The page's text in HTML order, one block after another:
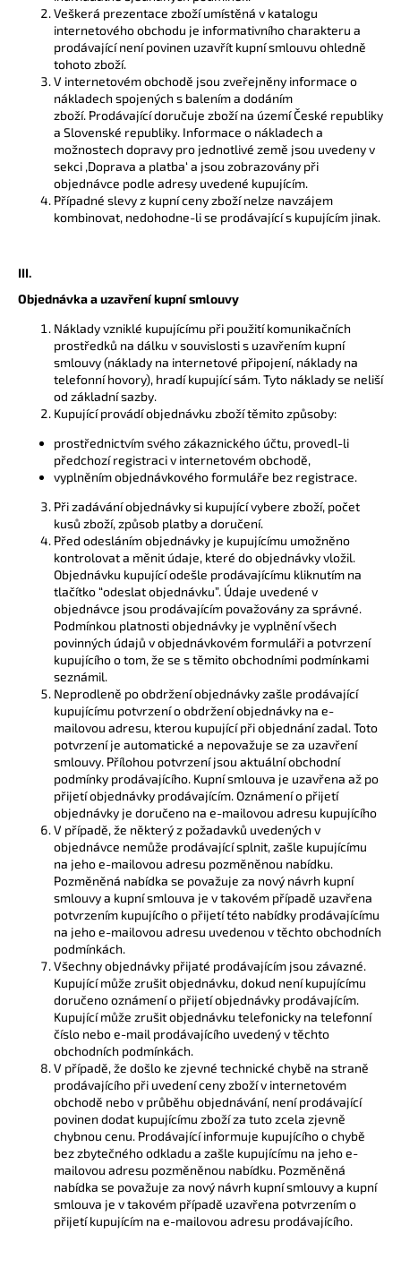
Veškerá prezentace zboží umístěná v katalogu
internetového obchodu je informativního charakteru a
prodávající není povinen uzavřít kupní smlouvu ohledně
tohoto zboží.
V internetovém obchodě jsou zveřejněny informace o
nákladech spojených s balením a dodáním
zboží. Prodávající doručuje zboží na území České republiky
a Slovenské republiky. Informace o nákladech a
možnostech dopravy pro jednotlivé země jsou uvedeny v
sekci ‚Doprava a platba‘ a jsou zobrazovány při
objednávce podle adresy uvedené kupujícím.
Případné slevy z kupní ceny zboží nelze navzájem
kombinovat, nedohodne-li se prodávající s kupujícím jinak.
III.
Objednávka a uzavření kupní smlouvy
Náklady vzniklé kupujícímu při použití komunikačních
prostředků na dálku v souvislosti s uzavřením kupní
smlouvy (náklady na internetové připojení, náklady na
telefonní hovory), hradí kupující sám. Tyto náklady se neliší
od základní sazby.
Kupující provádí objednávku zboží těmito způsoby:
prostřednictvím svého zákaznického účtu, provedl-li
předchozí registraci v internetovém obchodě,
vyplněním objednávkového formuláře bez registrace.
Při zadávání objednávky si kupující vybere zboží, počet
kusů zboží, způsob platby a doručení.
Před odesláním objednávky je kupujícímu umožněno
kontrolovat a měnit údaje, které do objednávky vložil.
Objednávku kupující odešle prodávajícímu kliknutím na
tlačítko “odeslat objednávku”. Údaje uvedené v
objednávce jsou prodávajícím považovány za správné.
Podmínkou platnosti objednávky je vyplnění všech
povinných údajů v objednávkovém formuláři a potvrzení
kupujícího o tom, že se s těmito obchodními podmínkami
seznámil.
Neprodleně po obdržení objednávky zašle prodávající
kupujícímu potvrzení o obdržení objednávky na e-
mailovou adresu, kterou kupující při objednání zadal. Toto
potvrzení je automatické a nepovažuje se za uzavření
smlouvy. Přílohou potvrzení jsou aktuální obchodní
podmínky prodávajícího. Kupní smlouva je uzavřena až po
přijetí objednávky prodávajícím. Oznámení o přijetí
objednávky je doručeno na e-mailovou adresu kupujícího
V případě, že některý z požadavků uvedených v
objednávce nemůže prodávající splnit, zašle kupujícímu
na jeho e-mailovou adresu pozměněnou nabídku.
Pozměněná nabídka se považuje za nový návrh kupní
smlouvy a kupní smlouva je v takovém případě uzavřena
potvrzením kupujícího o přijetí této nabídky prodávajícímu
na jeho e-mailovou adresu uvedenou v těchto obchodních
podmínkách.
Všechny objednávky přijaté prodávajícím jsou závazné.
Kupující může zrušit objednávku, dokud není kupujícímu
doručeno oznámení o přijetí objednávky prodávajícím.
Kupující může zrušit objednávku telefonicky na telefonní
číslo nebo e-mail prodávajícího uvedený v těchto
obchodních podmínkách.
V případě, že došlo ke zjevné technické chybě na straně
prodávajícího při uvedení ceny zboží v internetovém
obchodě nebo v průběhu objednávání, není prodávající
povinen dodat kupujícímu zboží za tuto zcela zjevně
chybnou cenu. Prodávající informuje kupujícího o chybě
bez zbytečného odkladu a zašle kupujícímu na jeho e-
mailovou adresu pozměněnou nabídku. Pozměněná
nabídka se považuje za nový návrh kupní smlouvy a kupní
smlouva je v takovém případě uzavřena potvrzením o
přijetí kupujícím na e-mailovou adresu prodávajícího.